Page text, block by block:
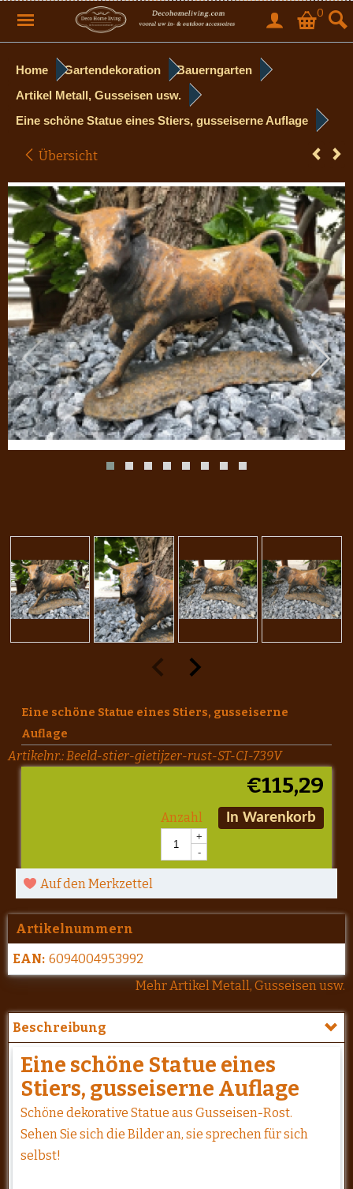
0
Home Gartendekoration
Bauerngarten
Artikel Metall, Gusseisen usw.
Eine schöne Statue eines Stiers, gusseiserne Auflage
Übersicht
Eine schöne Statue eines Stiers, gusseiserne
Auflage
Artikelnr.: Beeld-stier-gietijzer-rust-ST-CI-739V
€115,29
Anzahl
+
-
In Warenkorb
Auf den Merkzettel
Artikelnummern
EAN: 6094004953992
Mehr Artikel Metall, Gusseisen usw.
Beschreibung
Eine schöne Statue eines
Stiers, gusseiserne Auflage
Schöne dekorative Statue aus Gusseisen-Rost.
Sehen Sie sich die Bilder an, sie sprechen für sich
selbst!